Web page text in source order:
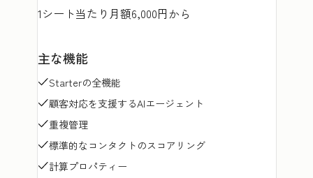
1シート当たり月額6,000円から
主な機能
Starterの全機能
顧客対応を支援するAIエージェント
重複管理
標準的なコンタクトのスコアリング
計算プロパティー